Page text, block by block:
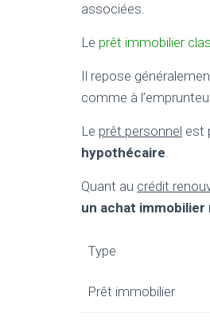
associées.
Le prêt immobilier
Il repose
comme à
Le prêt personnel est
hypothécaire.
Quant au crédit
un achat
Type
Prêt immobilier